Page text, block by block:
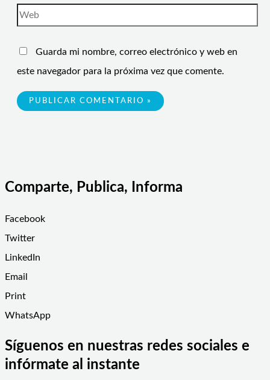
Guarda mi nombre, correo electrónico y web en
este navegador para la próxima vez que comente.
Comparte, Publica, Informa
Facebook
Twitter
LinkedIn
Email
Print
WhatsApp
Síguenos en nuestras redes sociales e
infórmate al instante